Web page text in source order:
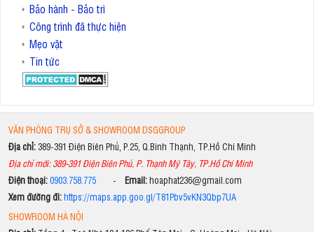
Bảo hành - Bảo trì
Công trình đã thực hiện
Mẹo vặt
Tin tức
VĂN PHÒNG TRỤ SỞ & SHOWROOM DSGGROUP
Địa chỉ: 389-391 Điện Biên Phủ, P.25, Q.Bình Thạnh, TP.Hồ Chí Minh
Địa chỉ mới: 389-391 Điện Biên Phủ, P. Thạnh Mỹ Tây, TP.Hồ Chí Minh
Điện thoại:0903.758.775- Email:hoaphat236@gmail.com
Xem đường đi:https://maps.app.goo.gl/T81Pbv5vKN3Qbp7UA
SHOWROOM HÀ NỘI